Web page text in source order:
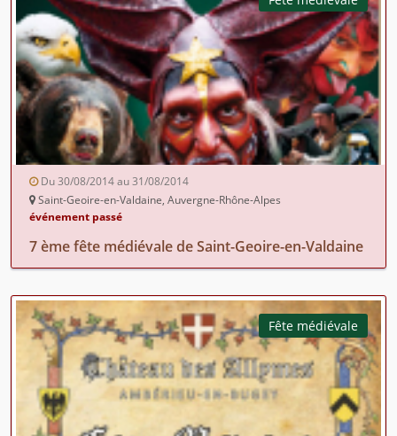
Du 30/08/2014 au 31/08/2014
Saint-Geoire-en-Valdaine, Auvergne-Rhône-Alpes
événement passé
7 ème fête médiévale de Saint-Geoire-en-Valdaine
Fête médiévale